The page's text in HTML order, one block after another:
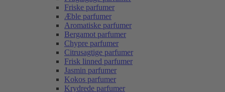
Friske parfumer
Æble parfumer
Aromatiske parfumer
Bergamot parfumer
Chypre parfumer
Citrusagtige parfumer
Frisk linned parfumer
Jasmin parfumer
Kokos parfumer
Krydrede parfumer